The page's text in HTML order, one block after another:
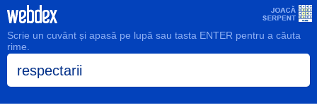
Scrie un cuvânt și apasă pe lupă sau tasta ENTER pentru a căuta
rime.